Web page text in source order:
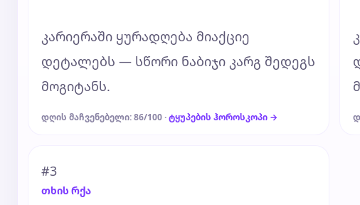
კარიერაში ყურადღება მიაქციე
დეტალებს — სწორი ნაბიჯი კარგ შედეგს
მოგიტანს.
დღის მაჩვენებელი: 86/100 ·ტყუპების ჰოროსკოპი →
#3
თხის რქა